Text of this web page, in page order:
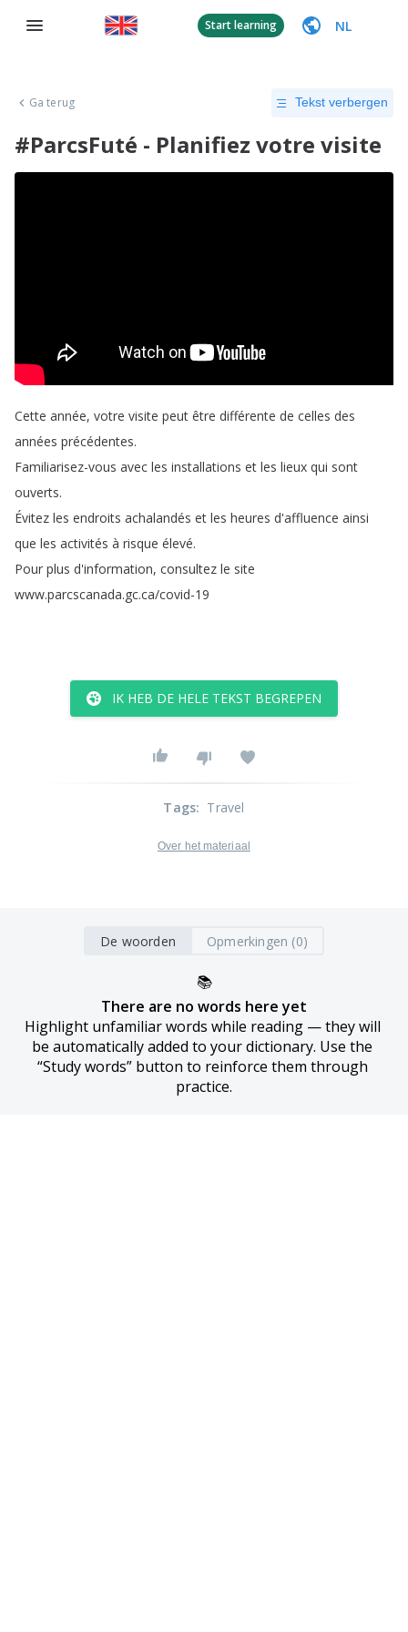
Start learning NL
Ga terug Tekst verbergen
#ParcsFuté - Planifiez votre visite
Cette année, votre visite peut être différente de celles des
années précédentes.
Familiarisez-vous avec les installations et les lieux qui sont
ouverts.
Évitez les endroits achalandés et les heures d'affluence ainsi
que les activités à risque élevé.
Pour plus d'information, consultez le site
www.parcscanada.gc.ca/covid-19
IK HEB DE HELE TEKST BEGREPEN
Tags: Travel
Over het materiaal
De woorden Opmerkingen (0)
📚
There are no words here yet
Highlight unfamiliar words while reading — they will
be automatically added to your dictionary. Use the
“Study words” button to reinforce them through
practice.